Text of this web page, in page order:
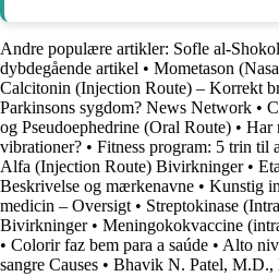
Andre populære artikler: Sofle al-
dybdegående artikel • Mometason
Calcitonin (Injection Route) – Korrekt
Parkinsons sygdom? News Network •
og Pseudoephedrine (Oral Route) • Har
vibrationer? • Fitness program: 5 trin til
Alfa (Injection Route) Bivirkninger•
Beskrivelse og mærkenavne • Kunstig
medicin – Oversigt • Streptokinase
Bivirkninger• Meningokokvaccine
• Colorir faz bem para a saúde • Alto
sangre Causes • Bhavik N. Patel,